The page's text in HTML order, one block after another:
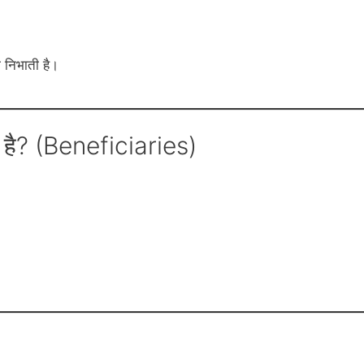
है।
है? (Beneficiaries)